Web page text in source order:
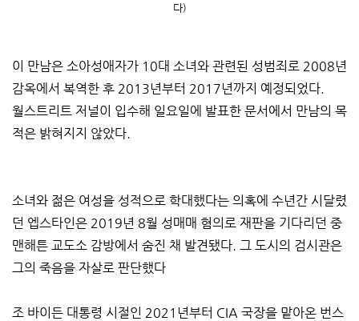
다)
이 만남은 소아성애자가 10대 소녀와 관련된 성범죄로 2008년
감옥에서 복역한 후 2013년부터 2017년까지 예정되었다.
월스트리트 저널이 입수해 일요일에 발표한 문서에서 만남의 목
적은 밝혀지지 않았다.
소녀와 젊은 여성을 성적으로 학대했다는 의혹에 수년간 시달렸
던 엡스타인은 2019년 8월 성매매 혐의로 재판을 기다리던 중
맨해튼 교도소 감방에서 숨진 채 발견됐다. 그 도시의 검시관은
그의 죽음을 자살로 판단했다
조 바이든 대통령 시절인 2021년부터 CIA 국장을 맡아온 번스